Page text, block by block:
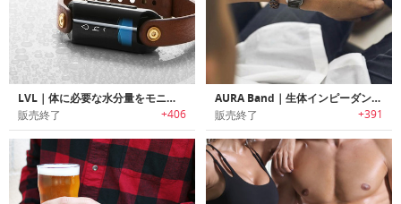
LVL｜体に必要な水分量をモニタリング可能なフィットネストラッカー「レベル」
販売終了 +406
AURA Band｜生体インピーダンス・体組成をトラッキング可能なフィットネストラッカー「オーラバンド」
販売終了 +391